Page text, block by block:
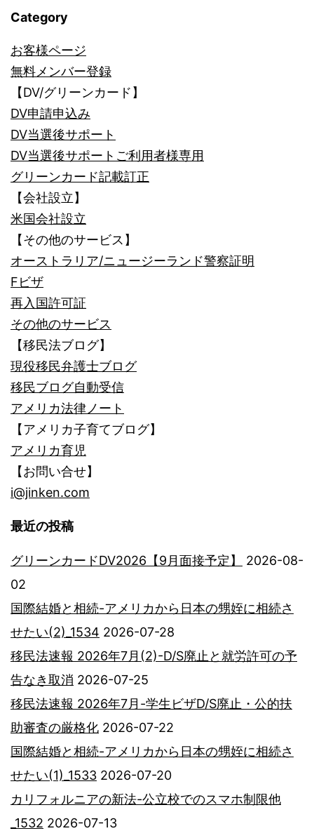
Category
お客様ページ
無料メンバー登録
【DV/グリーンカード】
DV申請申込み
DV当選後サポート
DV当選後サポートご利用者様専用
グリーンカード記載訂正
【会社設立】
米国会社設立
【その他のサービス】
オーストラリア/ニュージーランド警察証明
Fビザ
再入国許可証
その他のサービス
【移民法ブログ】
現役移民弁護士ブログ
移民ブログ自動受信
アメリカ法律ノート
【アメリカ子育てブログ】
アメリカ育児
【お問い合せ】
i@jinken.com
最近の投稿
グリーンカードDV2026【9月面接予定】
2026-08-
02
国際結婚と相続-アメリカから日本の甥姪に相続さ
せたい(2)_1534 2026-07-28
移民法速報 2026年7月(2)-D/S廃止と就労許可の予
告なき取消 2026-07-25
移民法速報 2026年7月-学生ビザD/S廃止・公的扶
助審査の厳格化 2026-07-22
国際結婚と相続-アメリカから日本の甥姪に相続さ
せたい(1)_1533 2026-07-20
カリフォルニアの新法-公立校でのスマホ制限他
_1532 2026-07-13